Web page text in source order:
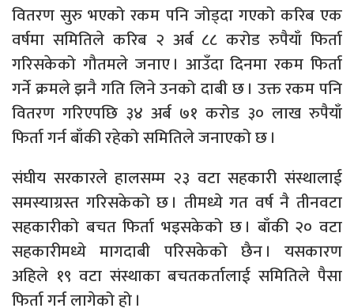
वितरण सुरु भएको रकम पनि जोड्दा गएको करिब एक
वर्षमा समितिले करिब २ अर्ब ८८ करोड रुपैयाँ फिर्ता
गरिसकेको गौतमले जनाए । आउँदा दिनमा रकम फिर्ता
गर्ने क्रमले झनै गति लिने उनको दाबी छ । उक्त रकम पनि
वितरण गरिएपछि ३४ अर्ब ७१ करोड ३० लाख रुपैयाँ
फिर्ता गर्न बाँकी रहेको समितिले जनाएको छ ।
संघीय सरकारले हालसम्म २३ वटा सहकारी संस्थालाई
समस्याग्रस्त गरिसकेको छ । तीमध्ये गत वर्ष नै तीनवटा
सहकारीको बचत फिर्ता भइसकेको छ । बाँकी २० वटा
सहकारीमध्ये मागदाबी परिसकेको छैन । यसकारण
अहिले १९ वटा संस्थाका बचतकर्तालाई समितिले पैसा
फिर्ता गर्न लागेको हो ।